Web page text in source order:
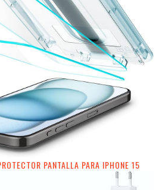
PANTALLA PARA IPHONE 15